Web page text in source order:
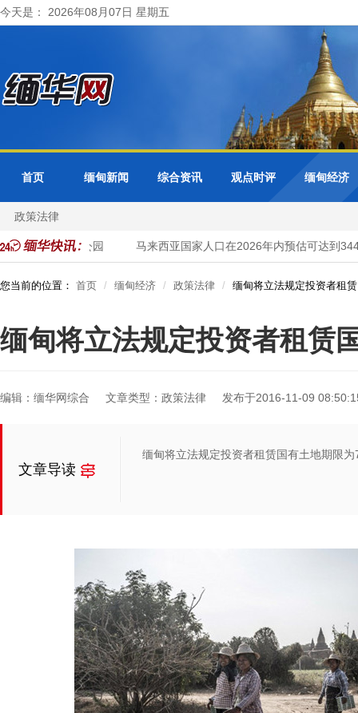
今天是： 2026年08月07日 星期五
首页 缅甸新闻 综合资讯 观点时评 缅甸经济
政策法律
吴哥窟考古公园 马来西亚国家人口在2026年内预估可达到3440
您当前的位置： 首页 缅甸经济 政策法律 缅甸将立法规定投资者租
缅甸将立法规定投资者租赁
编辑：缅华网综合 文章类型：政策法律 发布于2016-11-09
文章导读
缅甸将立法规定投资者租赁国有土地期限为